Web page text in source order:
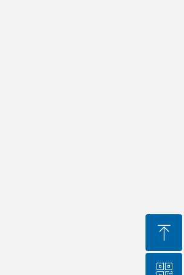
ꁸ
回到顶部
ꀥ